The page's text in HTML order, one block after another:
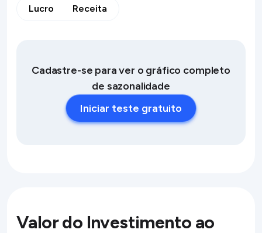
Lucro Receita
Cadastre-se para ver o gráfico completo
de sazonalidade
Iniciar teste gratuito
Valor do Investimento ao